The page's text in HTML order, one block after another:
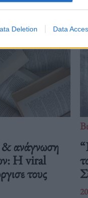
Deletion Data
ανάγνωση
Η viral
τους